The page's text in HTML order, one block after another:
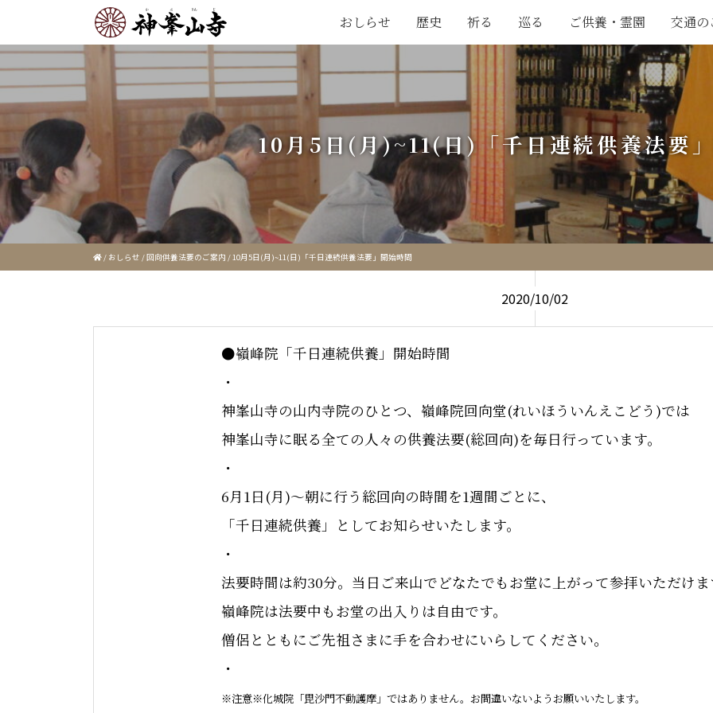
おしらせ 歴史 祈る 巡る ご供養・霊園 交通の
10月5日(月)~11(日)「千日連続供養法要
/ おしらせ /回向供養法要のご案内 /10月5日(月)~11(日)「千日連続供養法要」開始時間
2020/10/02
●嶺峰院「千日連続供養」開始時間
・
神峯山寺の山内寺院のひとつ、嶺峰院回向堂(れいほういんえこどう)では
神峯山寺に眠る全ての人々の供養法要(総回向)を毎日行っています。
・
6月1日(月)〜朝に行う総回向の時間を1週間ごとに、
「千日連続供養」としてお知らせいたします。
・
法要時間は約30分。当日ご来山でどなたでもお堂に上がって参拝いただけ
嶺峰院は法要中もお堂の出入りは自由です。
僧侶とともにご先祖さまに手を合わせにいらしてください。
・
※注意※化城院「毘沙門不動護摩」ではありません。お間違いないようお願いいたします。